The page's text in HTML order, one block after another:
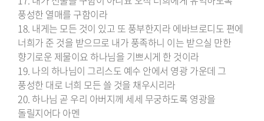
풍성한 열매를 구함이라
18. 내게는 모든 것이 있고 또 풍부한지라 에바브로디도 편에
너희가 준 것을 받으므로 내가 풍족하니 이는 받으실 만한
향기로운 제물이요 하나님을 기쁘시게 한 것이라
19. 나의 하나님이 그리스도 예수 안에서 영광 가운데 그
풍성한 대로 너희 모든 쓸 것을 채우시리라
20. 하나님 곧 우리 아버지께 세세 무궁하도록 영광을
돌릴지어다 아멘